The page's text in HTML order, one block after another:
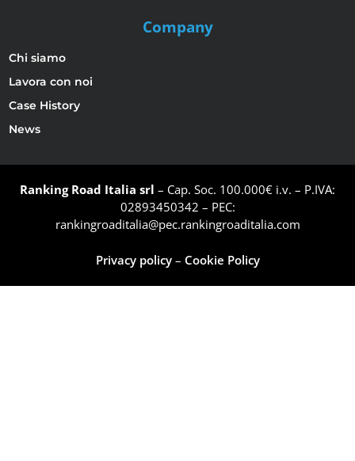
Company
Chi siamo
Lavora con noi
Case History
News
Ranking Road Italia srl – Cap. Soc. 100.000€ i.v. – P.IVA:
02893450342 – PEC:
rankingroaditalia@pec.rankingroaditalia.com
Privacy policy– Cookie Policy